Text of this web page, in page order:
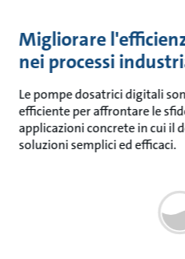
Migliorare
nei processi
Le pompe dosatrici digitali
efficiente per affrontare le
applicazioni concrete in cui il
soluzioni semplici ed efficaci.